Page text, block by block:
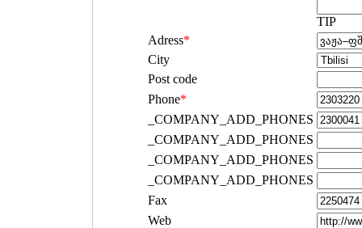
TIP
Adress*
City
Post code
Phone*
_COMPANY_ADD_PHONES
_COMPANY_ADD_PHONES
_COMPANY_ADD_PHONES
_COMPANY_ADD_PHONES
Fax
Web